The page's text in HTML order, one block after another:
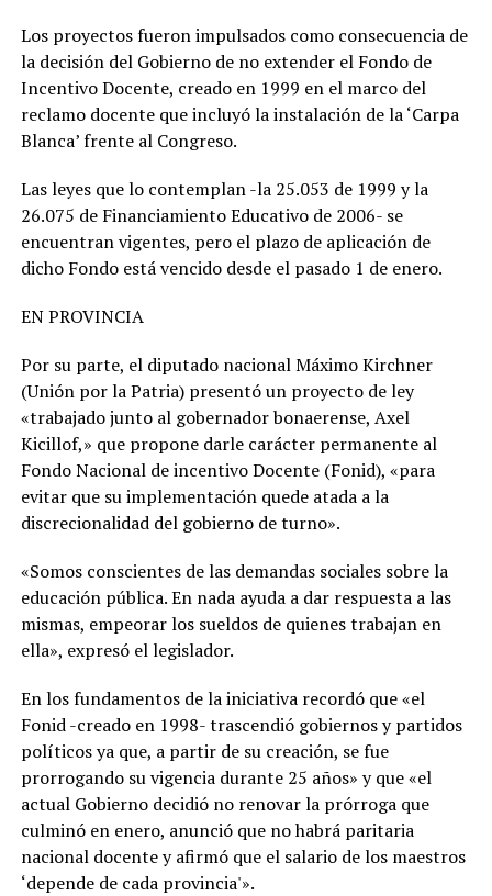
Los proyectos fueron impulsados como consecuencia de
la decisión del Gobierno de no extender el Fondo de
Incentivo Docente, creado en 1999 en el marco del
reclamo docente que incluyó la instalación de la ‘Carpa
Blanca’ frente al Congreso.
Las leyes que lo contemplan -la 25.053 de 1999 y la
26.075 de Financiamiento Educativo de 2006- se
encuentran vigentes, pero el plazo de aplicación de
dicho Fondo está vencido desde el pasado 1 de enero.
EN PROVINCIA
Por su parte, el diputado nacional Máximo Kirchner
(Unión por la Patria) presentó un proyecto de ley
«trabajado junto al gobernador bonaerense, Axel
Kicillof,» que propone darle carácter permanente al
Fondo Nacional de incentivo Docente (Fonid), «para
evitar que su implementación quede atada a la
discrecionalidad del gobierno de turno».
«Somos conscientes de las demandas sociales sobre la
educación pública. En nada ayuda a dar respuesta a las
mismas, empeorar los sueldos de quienes trabajan en
ella», expresó el legislador.
En los fundamentos de la iniciativa recordó que «el
Fonid -creado en 1998- trascendió gobiernos y partidos
políticos ya que, a partir de su creación, se fue
prorrogando su vigencia durante 25 años» y que «el
actual Gobierno decidió no renovar la prórroga que
culminó en enero, anunció que no habrá paritaria
nacional docente y afirmó que el salario de los maestros
‘depende de cada provincia'».